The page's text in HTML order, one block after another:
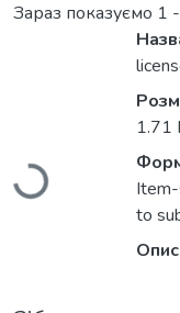
Зараз показуємо 1
Вантажиться...
1.71
to